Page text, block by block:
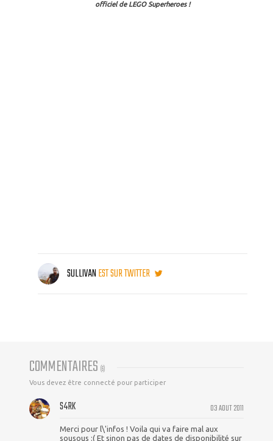
officiel de LEGO Superheroes !
SULLIVANEST SUR TWITTER
COMMENTAIRES (6)
Vous devez être connecté pour participer
03 AOUT 2011
S4RK
Merci pour l\'infos ! Voila qui va faire mal aux
sousous :( Et sinon pas de dates de disponibilité sur